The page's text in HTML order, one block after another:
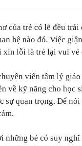
của trẻ có lẽ đều
hệ nào đó. Việc
xin lỗi là trẻ lại vui vẻ
viên tâm lý
về kỹ năng cho học
sự quan trọng. Để
những bé có suy nghĩ